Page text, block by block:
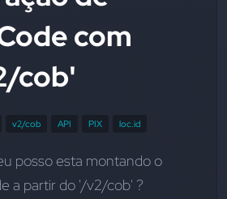
com
cob'
v2/cob API PIX loc.id
posso esta montando o
a partir do '/v2/cob' ?